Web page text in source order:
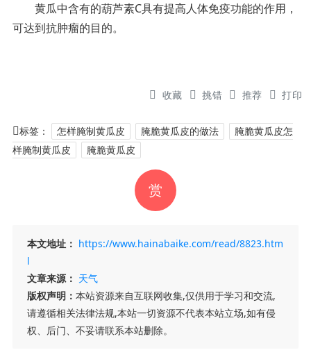
黄瓜中含有的葫芦素C具有提高人体免疫功能的作用，
可达到抗肿瘤的目的。
收藏 挑错 推荐 打印
标签： 怎样腌制黄瓜皮 腌脆黄瓜皮的做法
腌脆黄瓜皮怎
样腌制黄瓜皮
腌脆黄瓜皮
赏
本文地址： https://www.hainabaike.com/read/8823.htm
l
文章来源： 天气
版权声明： 本站资源来自互联网收集,仅供用于学习和交流,
请遵循相关法律法规,本站一切资源不代表本站立场,如有侵
权、后门、不妥请联系本站删除。